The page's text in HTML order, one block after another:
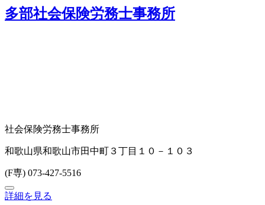
多部社会保険労務士事務所
社会保険労務士事務所
和歌山県和歌山市田中町３丁目１０－１０３
(F専) 073-427-5516
詳細を見る